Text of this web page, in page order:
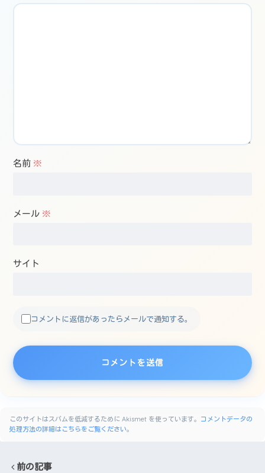
名前 ※
メール ※
サイト
コメントに返信があったらメールで通知する。
このサイトはスパムを低減するために Akismet を使っています。 コメントデータの
処理方法の詳細はこちらをご覧ください。
前の記事